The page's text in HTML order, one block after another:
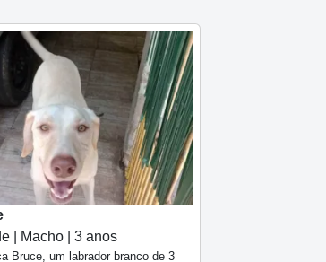
| Macho | 3 anos
Bruce, um labrador branco de 3